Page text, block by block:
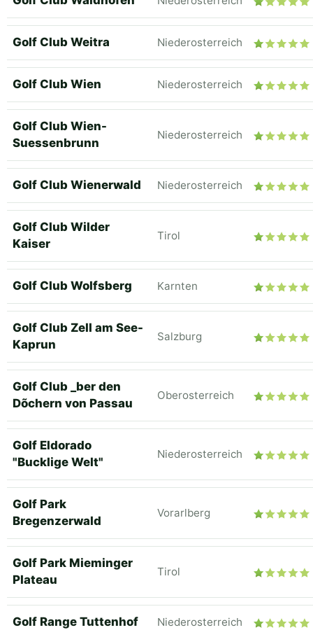
Golf Club Weitra Niederosterreich
Golf Club Wien Niederosterreich
Golf Club Wien-
Suessenbrunn
Niederosterreich
Golf Club Wienerwald Niederosterreich
Golf Club Wilder
Kaiser
Tirol
Golf Club Wolfsberg Karnten
Golf Club Zell am See-
Kaprun
Salzburg
Golf Club _ber den
Dõchern von Passau
Oberosterreich
Golf Eldorado
"Bucklige Welt"
Niederosterreich
Golf Park
Bregenzerwald
Vorarlberg
Golf Park Mieminger
Plateau
Tirol
Golf Range Tuttenhof Niederosterreich